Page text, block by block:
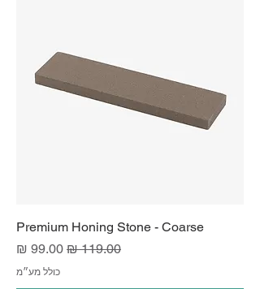
Premium Honing Stone - Coarse
מחיר רגיל מחיר מבצע
כולל מע״מ